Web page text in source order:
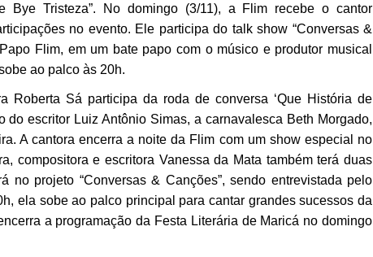
Bye Tristeza”. No domingo (3/11), a Flim recebe o cantor
no evento. Ele participa do talk show “Conversas &
Flim, em um bate papo com o músico e produtor musical
ao palco às 20h.
Roberta Sá participa da roda de conversa ‘Que História de
do escritor Luiz Antônio Simas, a carnavalesca Beth Morgado,
A cantora encerra a noite da Flim com um show especial no
compositora e escritora Vanessa da Mata também terá duas
no projeto “Conversas & Canções”, sendo entrevistada pelo
ela sobe ao palco principal para cantar grandes sucessos da
a programação da Festa Literária de Maricá no domingo